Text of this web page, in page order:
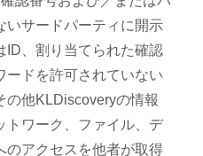
いサードパーティに開示
ID、割り当てられた確認
ードを許可されていない
の他KLDiscoveryの情報
トワーク、ファイル、デ
のアクセスを他者が取得